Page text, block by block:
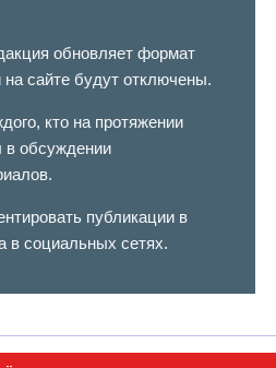
обновляет формат
сайте будут отключены.
кто на протяжении
в обсуждении
публикации в
в социальных сетях.